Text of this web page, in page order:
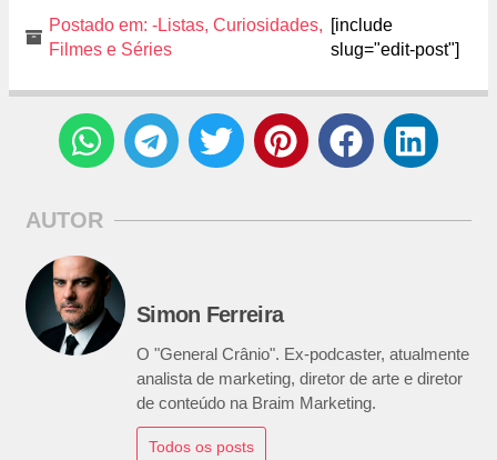
Postado em: -Listas, Curiosidades,
Filmes e Séries
[include
slug="edit-post"]
AUTOR
Simon Ferreira
O "General Crânio". Ex-podcaster, atualmente
analista de marketing, diretor de arte e diretor
de conteúdo na Braim Marketing.
Todos os posts